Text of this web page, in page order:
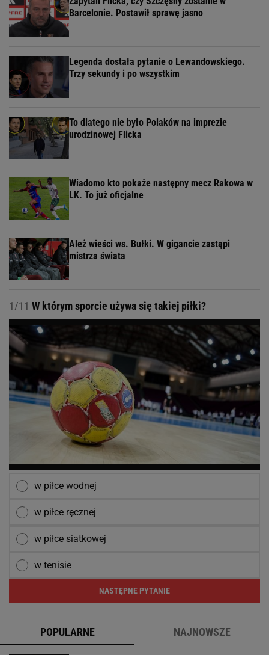
Barcelonie. Postawił sprawę jasno
Legenda dostała pytanie o Lewandowskiego.
Trzy sekundy i po wszystkim
To dlatego nie było Polaków na imprezie
urodzinowej Flicka
Wiadomo kto pokaże następny mecz Rakowa w
LK. To już oficjalne
Ależ wieści ws. Bułki. W gigancie zastąpi
mistrza świata
1/11 W którym sporcie używa się takiej piłki?
w piłce wodnej
w piłce ręcznej
w piłce siatkowej
w tenisie
NASTĘPNE PYTANIE
POPULARNE NAJNOWSZE